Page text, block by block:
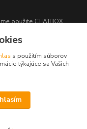
použite CHATBOX
s použitím súborov
týkajúce sa Vašich